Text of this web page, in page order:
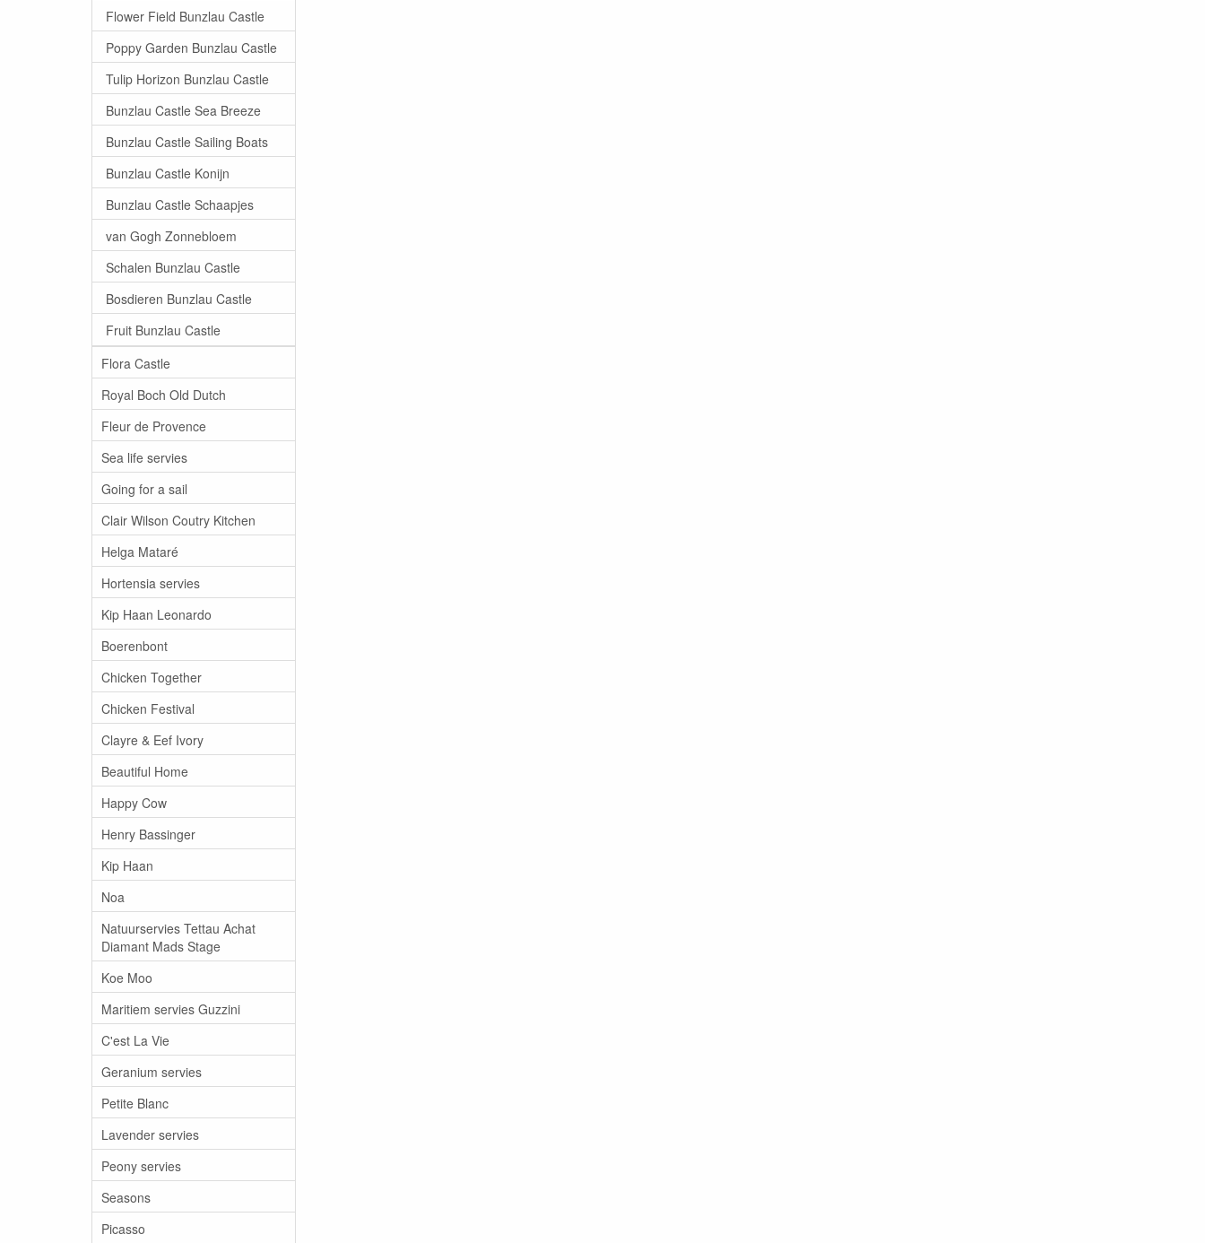
Flower Field Bunzlau Castle
Poppy Garden Bunzlau Castle
Tulip Horizon Bunzlau Castle
Bunzlau Castle Sea Breeze
Bunzlau Castle Sailing Boats
Bunzlau Castle Konijn
Bunzlau Castle Schaapjes
van Gogh Zonnebloem
Schalen Bunzlau Castle
Bosdieren Bunzlau Castle
Fruit Bunzlau Castle
Flora Castle
Royal Boch Old Dutch
Fleur de Provence
Sea life servies
Going for a sail
Clair Wilson Coutry Kitchen
Helga Mataré
Hortensia servies
Kip Haan Leonardo
Boerenbont
Chicken Together
Chicken Festival
Clayre & Eef Ivory
Beautiful Home
Happy Cow
Henry Bassinger
Kip Haan
Noa
Natuurservies Tettau Achat
Diamant Mads Stage
Koe Moo
Maritiem servies Guzzini
C'est La Vie
Geranium servies
Petite Blanc
Lavender servies
Peony servies
Seasons
Picasso